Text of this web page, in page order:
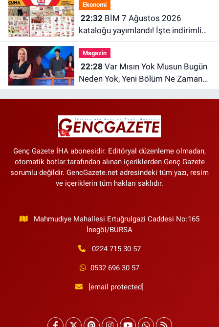
Ekonomi
22:32BİM 7 Ağustos 2026
kataloğu yayımlandı! İşte indirimli
ürünler ve fiyatları
Magazin
22:28
Neden Yok, Yeni Bölüm Ne Zaman?
6 Ağustos ATV Yayın Akışı
Genç Gazete İHA abonesidir. Editöryal düzenleme olmadan,
otomatik botlar tarafından alınan içeriklerden Genç Gazete
sorumlu değildir. GencGazete.net adresindeki tüm yazı, resim
ve içeriklerin tüm hakları saklıdır.
Mahmudiye Mahallesi Ertuğrulgazi Caddesi No:165
İnegöl/BURSA
0224 715 30 57
0532 696 30 57
[email protected]